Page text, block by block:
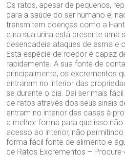
Os ratos, apesar de pequenos,
para a saúde do ser humano e,
transmitem doenças como a
e na sua urina está presente uma
desencadeia ataques de asma e
Esta espécie de roedor é capaz
rapidamente. A sua fonte de
principalmente, os excrementos
entrarem no interior das
se durante o dia. Daí ser mais
de ratos através dos seus sinais
entram no interior das casas à
a melhor forma para que isso
acesso ao interior, não
forma fácil fonte de alimento e
de Ratos Excrementos –